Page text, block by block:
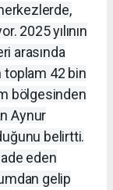
2025 yılının
arasında
toplam 42 bin
bölgesinden
Aynur
belirtti.
eden
gelip